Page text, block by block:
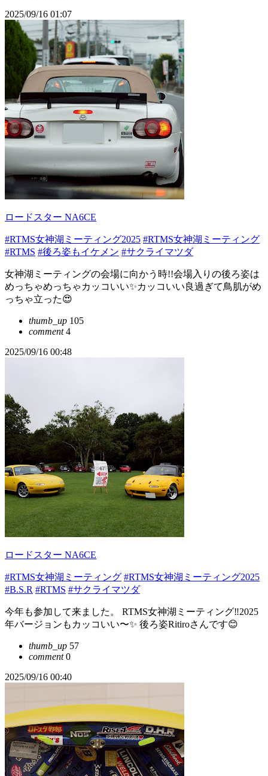
2025/09/16 01:07
ロードスター NA6CE
#RTMS女神湖ミーティング2025 #RTMS女神湖ミーティング
#RTMS #後ろ姿もイケメン #サクライマツダ
女神湖ミーティングの会場に向かう時!!会場入りの後ろ姿は
めっちゃめっちゃカッコいい✨カッコいい良過ぎて鳥肌がめ
っちゃ立った😍
thumb_up 105
comment4
2025/09/16 00:48
ロードスター NA6CE
#RTMS女神湖ミーティング #RTMS女神湖ミーティング2025
#B.S.R #RTMS #サクライマツダ
今年も参加して来ました。 RTMS女神湖ミーティング‼️2025
年バージョンもカッコいい〜✨ 後ろ姿Ritiroさんです😊
thumb_up 57
comment0
2025/09/16 00:40